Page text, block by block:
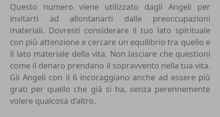
Questo numero viene utilizzato dagli Angeli per
invitarti ad allontanarti dalle preoccupazioni
materiali. Dovresti considerare il tuo lato spirituale
con più attenzione e cercare un equilibrio tra quello e
il lato materiale della vita. Non lasciare che questioni
come il denaro prendano il sopravvento nella tua vita.
Gli Angeli con il 6 incoraggiano anche ad essere più
grati per quello che già si ha, senza perennemente
volere qualcosa d’altro.